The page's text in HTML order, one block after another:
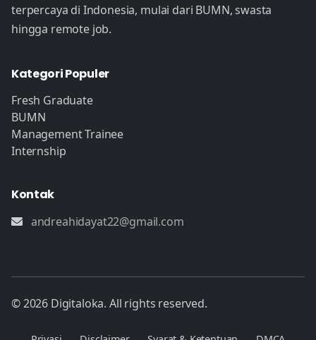
terpercaya di Indonesia, mulai dari BUMN, swasta
hingga remote job.
Kategori Populer
Fresh Graduate
BUMN
Management Trainee
Internship
Kontak
andreahidayat22@gmail.com
© 2026 Digitaloka. All rights reserved.